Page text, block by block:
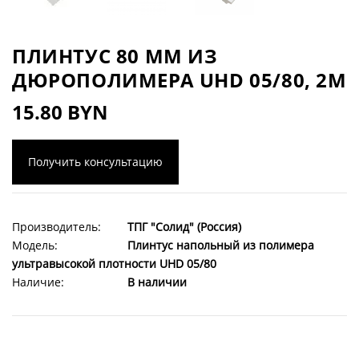
ПЛИНТУС 80 ММ ИЗ
ДЮРОПОЛИМЕРА UHD 05/80, 2М
15.80 BYN
Получить консультацию
Производитель:
ТПГ "Солид" (Россия)
Модель:
Плинтус напольный из полимера
ультравысокой плотности UHD 05/80
Наличие:
В наличии